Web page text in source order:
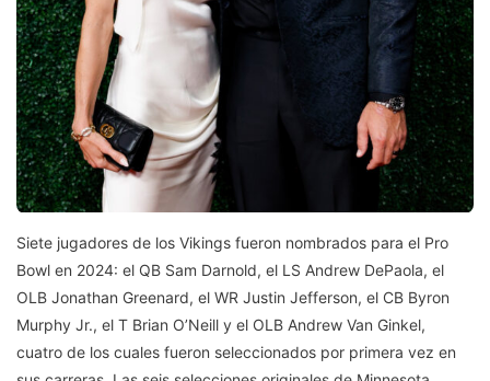
Siete jugadores de los Vikings fueron nombrados para el Pro
Bowl en 2024: el QB Sam Darnold, el LS Andrew DePaola, el
OLB Jonathan Greenard, el WR Justin Jefferson, el CB Byron
Murphy Jr., el T Brian O’Neill y el OLB Andrew Van Ginkel,
cuatro de los cuales fueron seleccionados por primera vez en